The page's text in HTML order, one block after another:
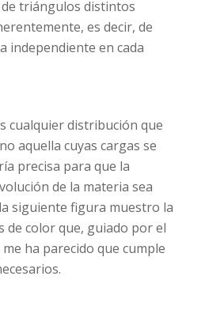
triángulos distintos
es decir, de
independiente en cada
cualquier distribución que
aquella cuyas cargas se
precisa para que la
de la materia sea
siguiente figura muestro la
de color que, guiado por el
ha parecido que cumple